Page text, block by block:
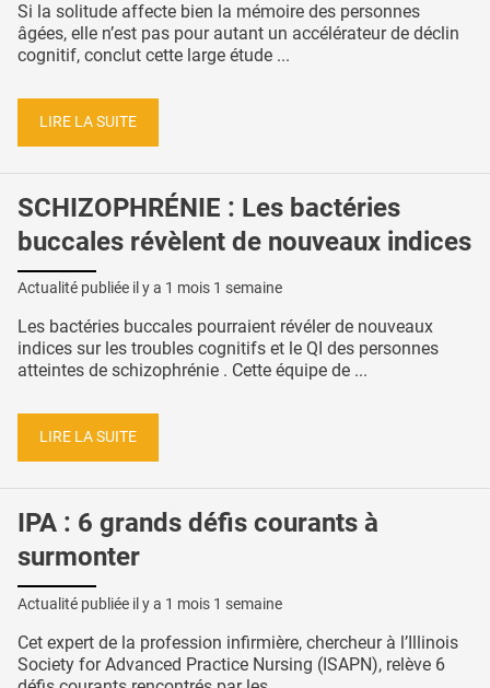
Si la solitude affecte bien la mémoire des personnes
âgées, elle n’est pas pour autant un accélérateur de déclin
cognitif, conclut cette large étude ...
LIRE LA SUITE
SCHIZOPHRÉNIE : Les bactéries
buccales révèlent de nouveaux indices
Actualité publiée il y a 1 mois 1 semaine
Les bactéries buccales pourraient révéler de nouveaux
indices sur les troubles cognitifs et le QI des personnes
atteintes de schizophrénie . Cette équipe de ...
LIRE LA SUITE
IPA : 6 grands défis courants à
surmonter
Actualité publiée il y a 1 mois 1 semaine
Cet expert de la profession infirmière, chercheur à l’Illinois
Society for Advanced Practice Nursing (ISAPN), relève 6